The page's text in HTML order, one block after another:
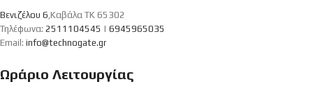
Βενιζέλου 6 ,Καβάλα ΤΚ 65302
Τηλέφωνα: 2511104545 | 6945965035
Email: info@technogate.gr
Ωράριο Λειτουργίας